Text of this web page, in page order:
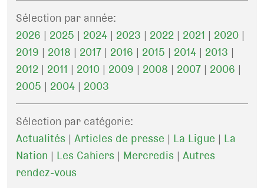
Sélection par année:
2026 | 2025 | 2024 | 2023 | 2022 | 2021 | 2020 |
2019 | 2018 | 2017 | 2016 | 2015 | 2014 | 2013 |
2012 | 2011 | 2010 | 2009 | 2008 | 2007 | 2006 |
2005 | 2004 | 2003
Sélection par catégorie:
Actualités |Articles de presse | La Ligue | La
Nation | Les Cahiers | Mercredis |Autres
rendez-vous